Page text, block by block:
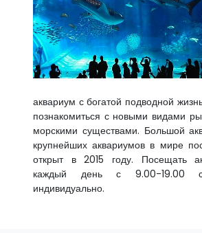
аквариум с богатой подводной
познакомиться с новыми видами
морскими существами. Большой
крупнейших аквариумов в мире
открыт в 2015 году. Посещать
каждый день с 9.00-19.00
индивидуально.